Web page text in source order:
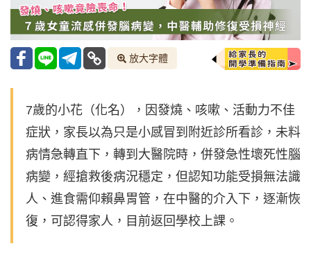
放大字體
7歲的小花（化名），因發燒、咳嗽、活動力不佳
症狀，家長以為只是小感冒到附近診所看診，未料
病情急轉直下，轉到大醫院時，併發急性壞死性腦
病變，經搶救後病況穩定，但認知功能受損無法識
人、進食需仰賴鼻胃管，在中醫的介入下，逐漸恢
復，可認得家人，目前返回學校上課。